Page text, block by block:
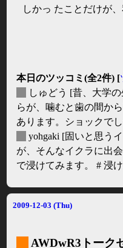
しかっ たことだけが
本日のツッコミ(全2件) [
しゅどう [昔、大学
らが、噛むと歯の間か
あります。ショックで
yohgaki [固いと思う
が、そんなイクラに出
で浸けてみます。 # 浸
2009-12-03 (Thu)
AWDwR3トーク